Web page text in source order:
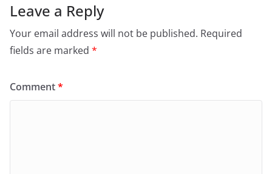
Leave a Reply
Your email address will not be published. Required
fields are marked *
Comment*